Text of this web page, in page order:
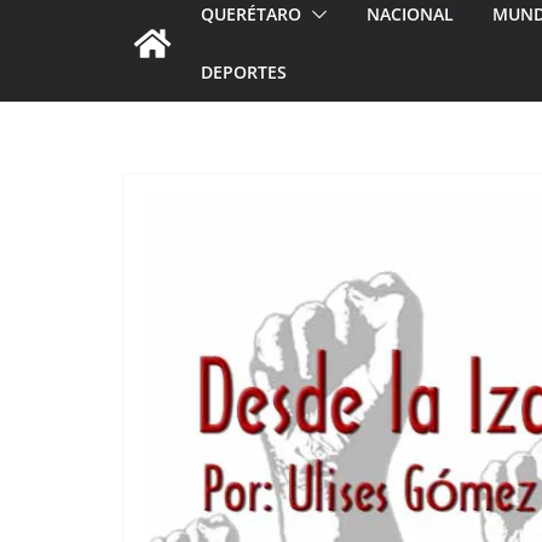
QUERÉTARO NACIONAL
DEPORTES